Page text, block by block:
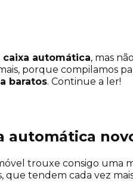
automática, mas
porque compilamos
baratos. Continue a ler!
automática
trouxe consigo uma
que tendem cada vez